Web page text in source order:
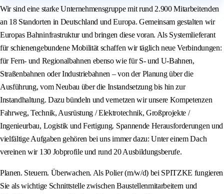
Wir sind eine starke Unternehmensgruppe mit rund 2.900 Mitarbeitenden
an 18 Standorten in Deutschland und Europa. Gemeinsam gestalten wir
Europas Bahninfrastruktur und bringen diese voran. Als Systemlieferant
für schienengebundene Mobilität schaffen wir täglich neue Verbindungen:
für Fern- und Regionalbahnen ebenso wie für S- und U-Bahnen,
Straßenbahnen oder Industriebahnen – von der Planung über die
Ausführung, vom Neubau über die Instandsetzung bis hin zur
Instandhaltung. Dazu bündeln und vernetzen wir unsere Kompetenzen
Fahrweg, Technik, Ausrüstung / Elektrotechnik, Großprojekte /
Ingenieurbau, Logistik und Fertigung. Spannende Herausforderungen und
vielfältige Aufgaben gehören bei uns immer dazu: Unter einem Dach
vereinen wir 130 Jobprofile und rund 20 Ausbildungsberufe.
Planen. Steuern. Überwachen. Als Polier (m/w/d) bei SPITZKE fungieren
Sie als wichtige Schnittstelle zwischen Baustellenmitarbeitern und